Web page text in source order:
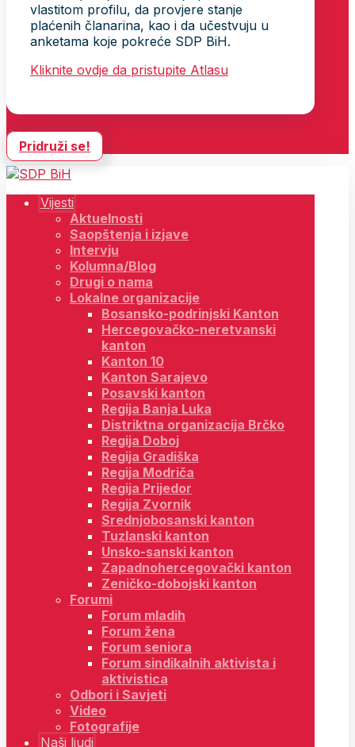
vlastitom profilu, da provjere stanje
plaćenih članarina, kao i da učestvuju u
anketama koje pokreće SDP BiH.
Kliknite ovdje da pristupite Atlasu
Pridruži se!
Vijesti
Aktuelnosti
Saopštenja i izjave
Intervju
Kolumna/Blog
Drugi o nama
Lokalne organizacije
Bosansko-podrinjski Kanton
Hercegovačko-neretvanski
kanton
Kanton 10
Kanton Sarajevo
Posavski kanton
Regija Banja Luka
Distriktna organizacija Brčko
Regija Doboj
Regija Gradiška
Regija Modriča
Regija Prijedor
Regija Zvornik
Srednjobosanski kanton
Tuzlanski kanton
Unsko-sanski kanton
Zapadnohercegovački kanton
Zeničko-dobojski kanton
Forumi
Forum mladih
Forum žena
Forum seniora
Forum sindikalnih aktivista i
aktivistica
Odbori i Savjeti
Video
Fotografije
Naši ljudi